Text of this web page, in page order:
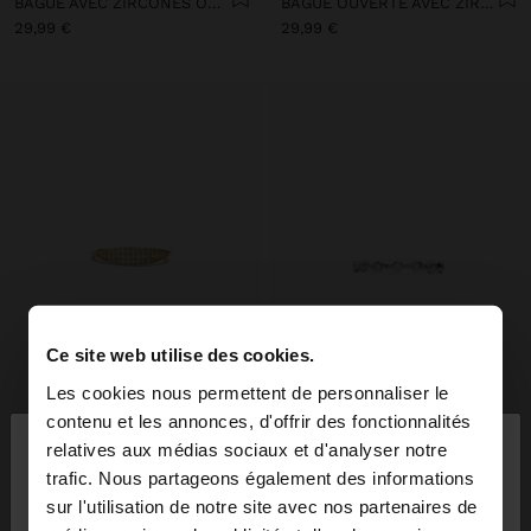
Ce site web utilise des cookies.
Les cookies nous permettent de personnaliser le
contenu et les annonces, d'offrir des fonctionnalités
relatives aux médias sociaux et d'analyser notre
trafic. Nous partageons également des informations
sur l'utilisation de notre site avec nos partenaires de
bonjour ×
Vous accédez au site depuis Belgique. Voulez-vous
29,99 €
29,99 €